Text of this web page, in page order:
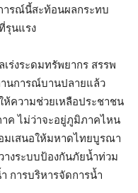
ารณ์นี้สะท้อนผลกระทบ
รุนแรง
ร่งระดมทรัพยากร สรรพ
านการณ์บานปลายแล้ว
ความช่วยเหลือประชาชน
ค ไม่ว่าจะอยู่ภูมิภาคไหน
มเสนอให้มหาดไทยบูรณา
างระบบป้องกันภัยน้ำท่วม
การบริหารจัดการน้ำ